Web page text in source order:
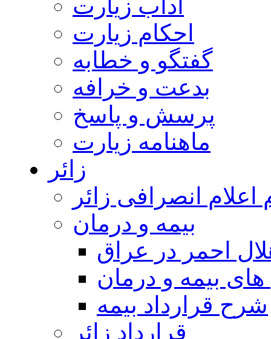
آداب زیارت
احکام زیارت
گفتگو و خطابه
بدعت و خرافه
پرسش و پاسخ
ماهنامه زیارت
زائر
اعلام انصرافی زائر
بيمه و درمان
احمر در عراق
بیمه و درمان
شرح قرارداد بیمه
قرارداد زائر